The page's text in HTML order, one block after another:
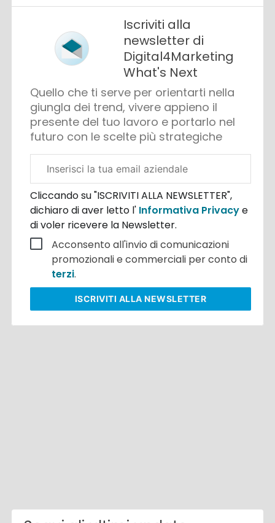
Iscriviti alla
newsletter di
Digital4Marketing
What's Next
Quello che ti serve per orientarti nella
giungla dei trend, vivere appieno il
presente del tuo lavoro e portarlo nel
futuro con le scelte più strategiche
aziendale
Cliccando su "ISCRIVITI ALLA NEWSLETTER",
dichiaro di aver letto l' Informativa Privacye
di voler ricevere la Newsletter.
Acconsento all'invio di comunicazioni
promozionali e commerciali per conto di
terzi.
ISCRIVITI ALLA NEWSLETTER